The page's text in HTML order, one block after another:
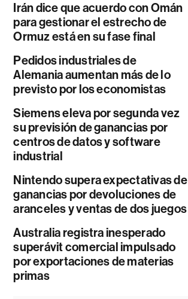
Irán dice que acuerdo con Omán
para gestionar el estrecho de
Ormuz está en su fase final
Pedidos industriales de
Alemania aumentan más de lo
previsto por los economistas
Siemens eleva por segunda vez
su previsión de ganancias por
centros de datos y software
industrial
Nintendo supera expectativas de
ganancias por devoluciones de
aranceles y ventas de dos juegos
Australia registra inesperado
superávit comercial impulsado
por exportaciones de materias
primas